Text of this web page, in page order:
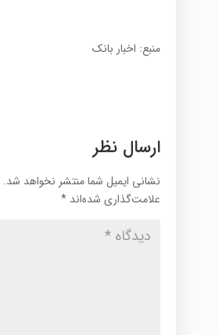
منبع: اخبار بانک
ارسال نظر
نشانی ایمیل شما منتشر نخواهد شد.
علامت‌گذاری شده‌اند *